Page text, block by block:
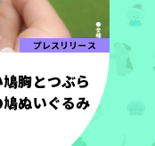
プレスリリース
胸とつぶら
ぬいぐるみ